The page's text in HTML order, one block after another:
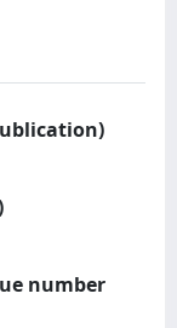
number